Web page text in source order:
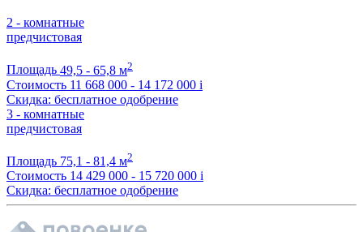
2 - комнатные
предчистовая
Площадь 49,5 - 65,8 м2
Стоимость 11 668 000 - 14 172 000 i
Скидка: бесплатное одобрение
3 - комнатные
предчистовая
Площадь 75,1 - 81,4 м2
Стоимость 14 429 000 - 15 720 000 i
Скидка: бесплатное одобрение